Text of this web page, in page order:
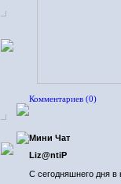
Комментариев (0)
Мини Чат
Liz@ntiP
С сегодняшнего дня в